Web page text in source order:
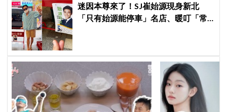
迷因本尊來了！SJ崔始源現身新北
「只有始源能停車」名店、暖叮「常